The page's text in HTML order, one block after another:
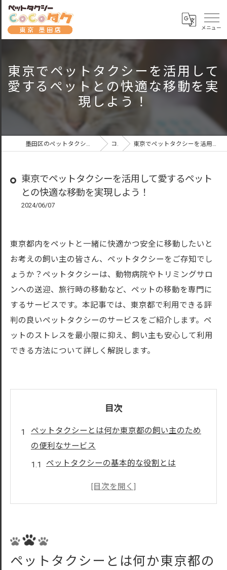
東京でペットタクシーを活用して
愛するペットとの快適な移動を実
現しよう！
墨田区のペットタクシーならペットタクシーCoCoタク東京墨田店 コラム 東京でペットタクシーを活用して愛するペットとの快適な移動を実現しよう！
東京でペットタクシーを活用して愛するペット
との快適な移動を実現しよう！
2024/06/07
東京都内をペットと一緒に快適かつ安全に移動したいと
お考えの飼い主の皆さん、ペットタクシーをご存知でし
ょうか？ペットタクシーは、動物病院やトリミングサロ
ンへの送迎、旅行時の移動など、ペットの移動を専門に
するサービスです。本記事では、東京都で利用できる評
判の良いペットタクシーのサービスをご紹介します。ペ
ットのストレスを最小限に抑え、飼い主も安心して利用
できる方法について詳しく解説します。
目次
ペットタクシーとは何か東京都の飼い主のため
の便利なサービス
ペットタクシーの基本的な役割とは
東京都でペットタクシーが人気の理由
東京都でペットタクシーを利用するメリッ
ト
ペットタクシーとは何か東京都の